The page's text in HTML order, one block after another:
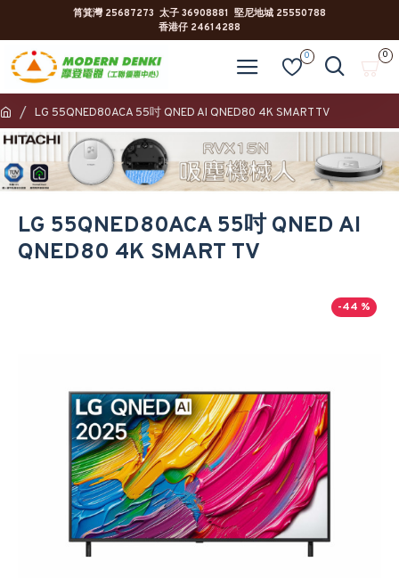
筲箕灣 25687273 太子 36908881 堅尼地城 25550788
香港仔 24614288
0 0
LG 55QNED80ACA 55吋 QNED AI QNED80 4K SMART TV
LG 55QNED80ACA 55吋 QNED AI
QNED80 4K SMART TV
-44 %